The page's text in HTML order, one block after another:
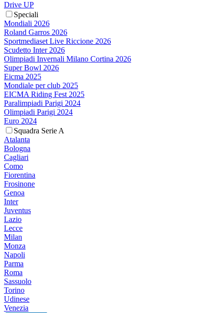
Drive UP
Speciali
Mondiali 2026
Roland Garros 2026
Sportmediaset Live Riccione 2026
Scudetto Inter 2026
Olimpiadi Invernali Milano Cortina 2026
Super Bowl 2026
Eicma 2025
Mondiale per club 2025
EICMA Riding Fest 2025
Paralimpiadi Parigi 2024
Olimpiadi Parigi 2024
Euro 2024
Squadra Serie A
Atalanta
Bologna
Cagliari
Como
Fiorentina
Frosinone
Genoa
Inter
Juventus
Lazio
Lecce
Milan
Monza
Napoli
Parma
Roma
Sassuolo
Torino
Udinese
Venezia